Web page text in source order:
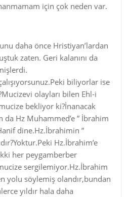
için çok neden var.
daha önce Hristiyan’lardan
zaten. Geri kalanını da
biliyorlar ise
olayları bilen Ehl-i
bekliyor ki?İnanacak
da Hz Muhammed’e ” İbrahim
dine.Hz.İbrahimin ”
Hz.İbrahim’e
her peygamberber
sergilemiyor.Hz.İbrahim
yolu söylemiş olandır,bundan
yıldır hala daha